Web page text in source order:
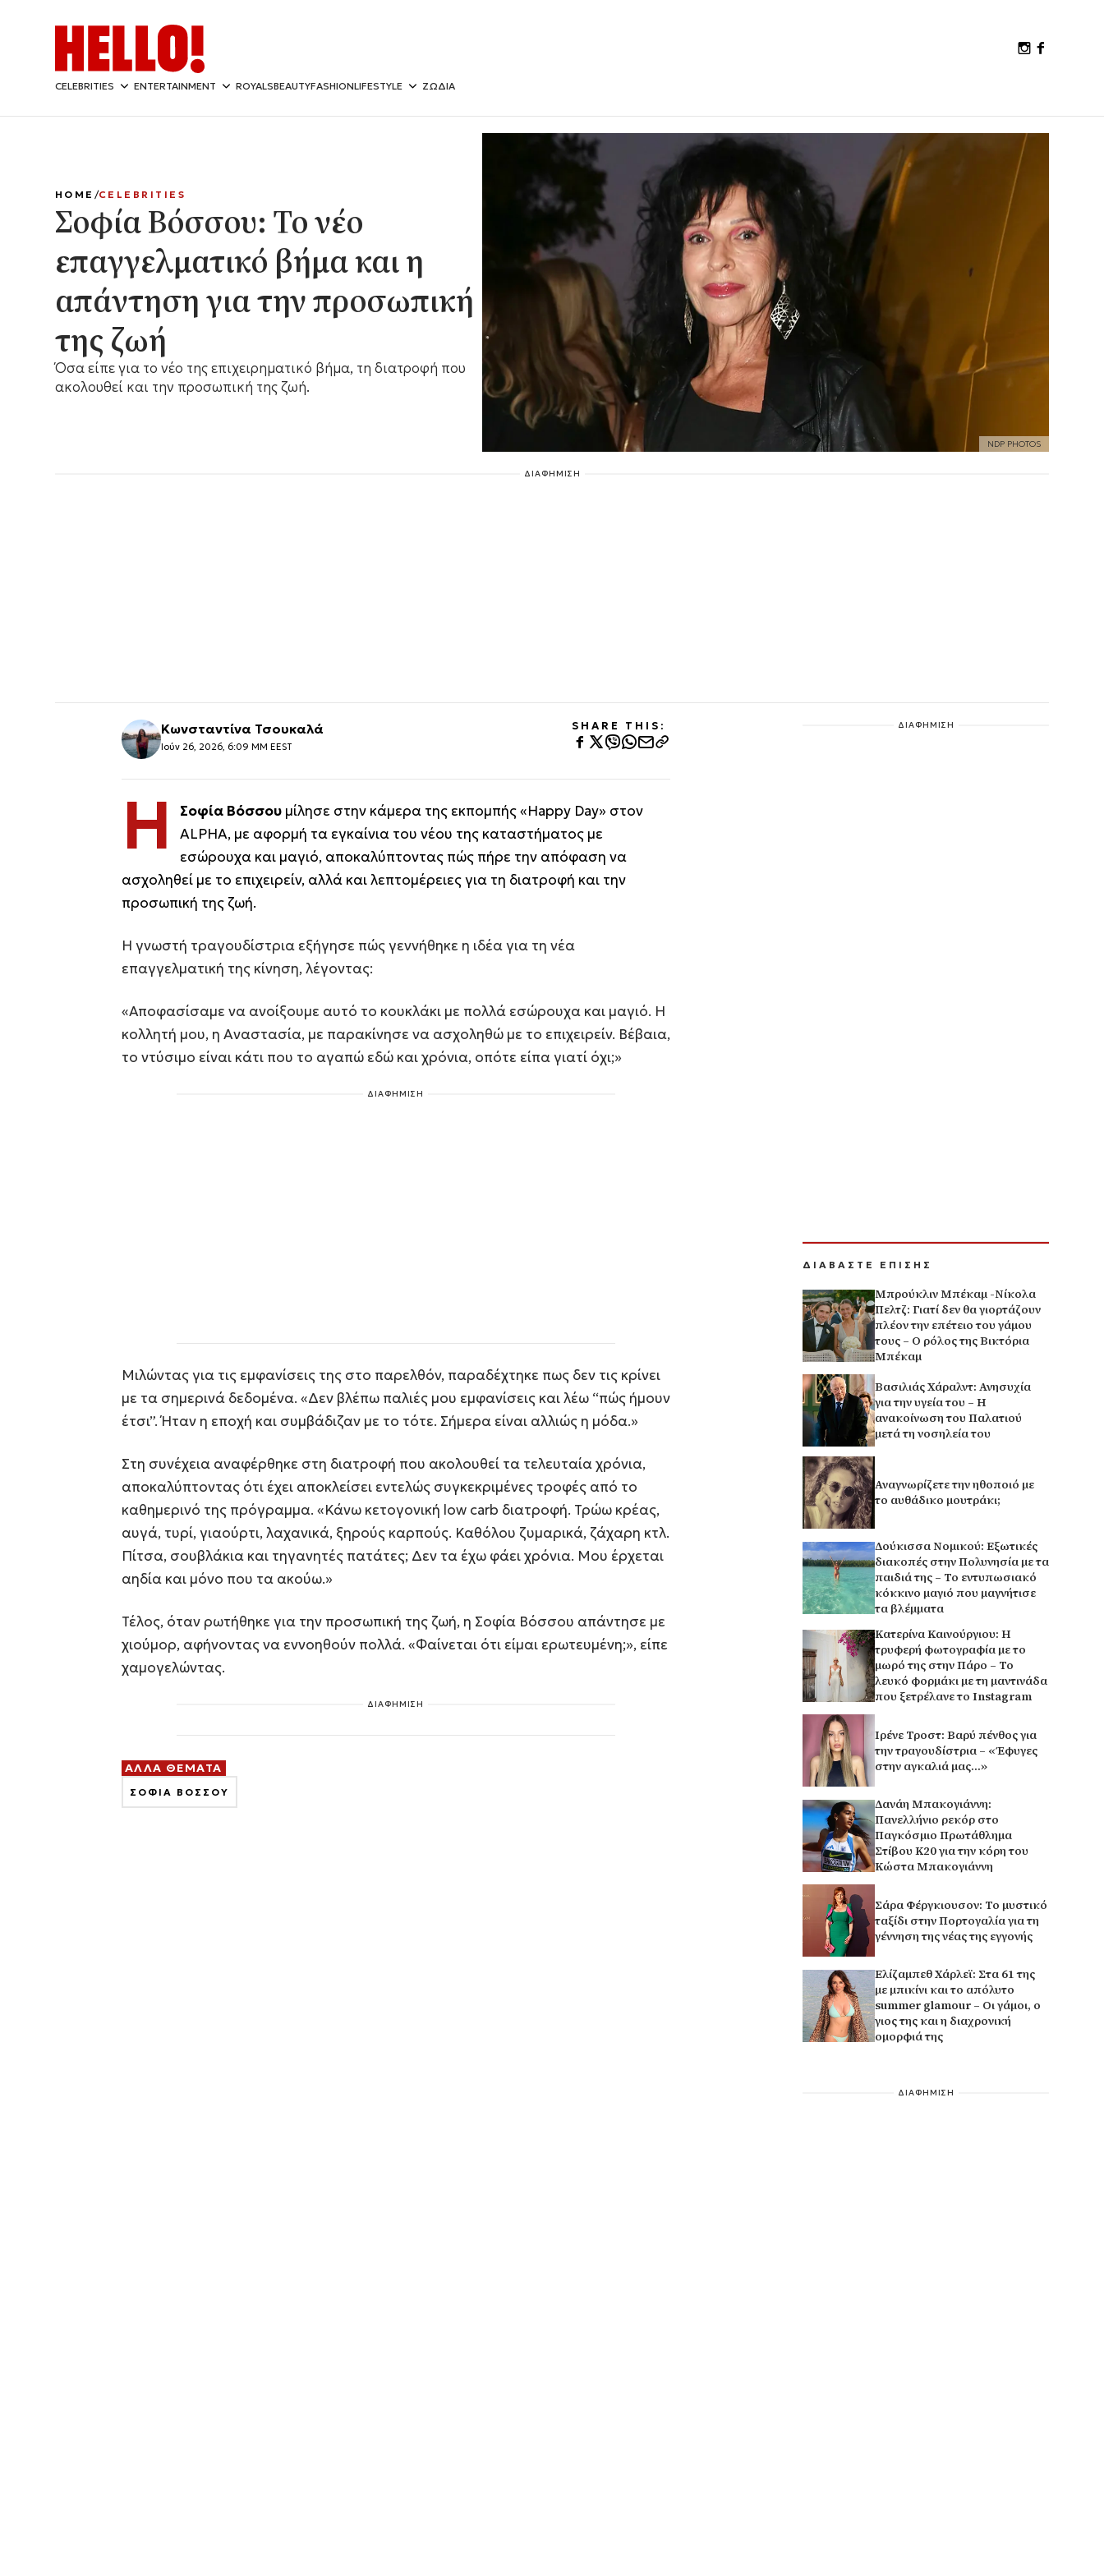
CELEBRITIES ENTERTAINMENT ROYALSBEAUTYFASHIONLIFESTYLE ΖΩΔΙΑ
NDP PHOTOS
HOME CELEBRITIES
Σοφία Βόσσου: Το νέο
επαγγελματικό βήμα και η
απάντηση για την προσωπική
της ζωή
Όσα είπε για το νέο της επιχειρηματικό βήμα, τη διατροφή που
ακολουθεί και την προσωπική της ζωή.
ΔΙΑΦΗΜΙΣΗ
Κωνσταντίνα Τσουκαλά
Ιούν 26, 2026, 6:09 ΜΜ EEST
SHARE THIS:
Η Σοφία Βόσσουμίλησε στην κάμερα της εκπομπής «Happy Day» στον
ALPHA, με αφορμή τα εγκαίνια του νέου της καταστήματος με
εσώρουχα και μαγιό, αποκαλύπτοντας πώς πήρε την απόφαση να
ασχοληθεί με το επιχειρείν, αλλά και λεπτομέρειες για τη διατροφή και την
προσωπική της ζωή.
Η γνωστή τραγουδίστρια εξήγησε πώς γεννήθηκε η ιδέα για τη νέα
επαγγελματική της κίνηση, λέγοντας:
«Αποφασίσαμε να ανοίξουμε αυτό το κουκλάκι με πολλά εσώρουχα και μαγιό. Η
κολλητή μου, η Αναστασία, με παρακίνησε να ασχοληθώ με το επιχειρείν. Βέβαια,
το ντύσιμο είναι κάτι που το αγαπώ εδώ και χρόνια, οπότε είπα γιατί όχι;»
ΔΙΑΦΗΜΙΣΗ
Μιλώντας για τις εμφανίσεις της στο παρελθόν, παραδέχτηκε πως δεν τις κρίνει
με τα σημερινά δεδομένα. «Δεν βλέπω παλιές μου εμφανίσεις και λέω “πώς ήμουν
έτσι”. Ήταν η εποχή και συμβάδιζαν με το τότε. Σήμερα είναι αλλιώς η μόδα.»
Στη συνέχεια αναφέρθηκε στη διατροφή που ακολουθεί τα τελευταία χρόνια,
αποκαλύπτοντας ότι έχει αποκλείσει εντελώς συγκεκριμένες τροφές από το
καθημερινό της πρόγραμμα. «Κάνω κετογονική low carb διατροφή. Τρώω κρέας,
αυγά, τυρί, γιαούρτι, λαχανικά, ξηρούς καρπούς. Καθόλου ζυμαρικά, ζάχαρη κτλ.
Πίτσα, σουβλάκια και τηγανητές πατάτες; Δεν τα έχω φάει χρόνια. Μου έρχεται
αηδία και μόνο που τα ακούω.»
Τέλος, όταν ρωτήθηκε για την προσωπική της ζωή, η Σοφία Βόσσου απάντησε με
χιούμορ, αφήνοντας να εννοηθούν πολλά. «Φαίνεται ότι είμαι ερωτευμένη;», είπε
χαμογελώντας.
ΔΙΑΦΗΜΙΣΗ
ΑΛΛΑ ΘΕΜΑΤΑ
ΣΟΦΙΑ ΒΟΣΣΟΥ
ΔΙΑΦΗΜΙΣΗ
ΔΙΑΒΑΣΤΕ ΕΠΙΣΗΣ
Μπρούκλιν Μπέκαμ -Νίκολα
Πελτζ: Γιατί δεν θα γιορτάζουν
πλέον την επέτειο του γάμου
τους – Ο ρόλος της Βικτόρια
Μπέκαμ
Βασιλιάς Χάραλντ: Ανησυχία
για την υγεία του – Η
ανακοίνωση του Παλατιού
μετά τη νοσηλεία του
Αναγνωρίζετε την ηθοποιό με
το αυθάδικο μουτράκι;
Δούκισσα Νομικού: Εξωτικές
διακοπές στην Πολυνησία με τα
παιδιά της – Το εντυπωσιακό
κόκκινο μαγιό που μαγνήτισε
τα βλέμματα
Κατερίνα Καινούργιου: Η
τρυφερή φωτογραφία με το
μωρό της στην Πάρο – Το
λευκό φορμάκι με τη μαντινάδα
που ξετρέλανε το Instagram
Ιρένε Τροστ: Βαρύ πένθος για
την τραγουδίστρια – «Έφυγες
στην αγκαλιά μας…»
Δανάη Μπακογιάννη:
Πανελλήνιο ρεκόρ στο
Παγκόσμιο Πρωτάθλημα
Στίβου Κ20 για την κόρη του
Κώστα Μπακογιάννη
Σάρα Φέργκιουσον: Το μυστικό
ταξίδι στην Πορτογαλία για τη
γέννηση της νέας της εγγονής
Ελίζαμπεθ Χάρλεϊ: Στα 61 της
με μπικίνι και το απόλυτο
summer glamour – Οι γάμοι, ο
γιος της και η διαχρονική
ομορφιά της
ΔΙΑΦΗΜΙΣΗ